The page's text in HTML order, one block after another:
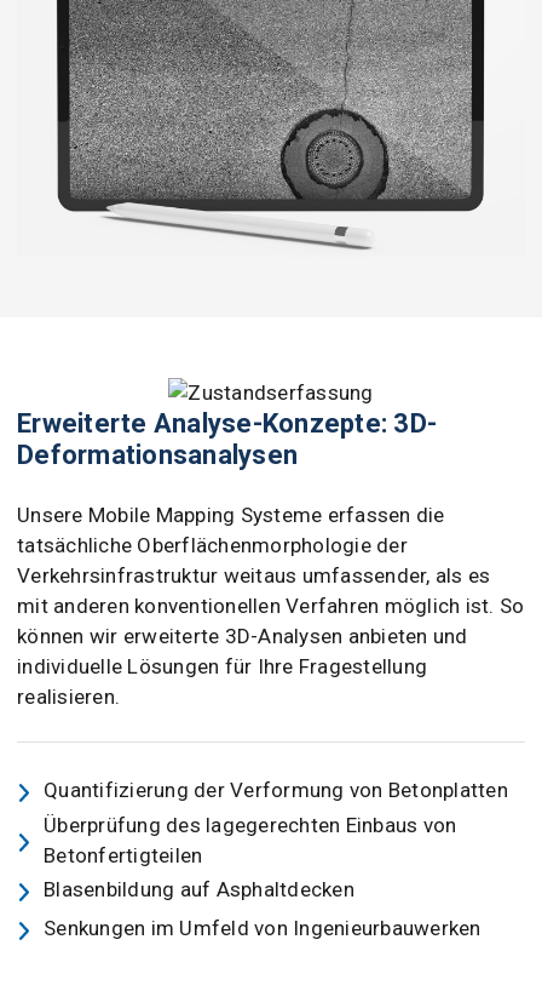
Erweiterte Analyse-Konzepte: 3D-
Deformationsanalysen
Unsere Mobile Mapping Systeme erfassen die
tatsächliche Oberflächenmorphologie der
Verkehrsinfrastruktur weitaus umfassender, als es
mit anderen konventionellen Verfahren möglich ist. So
können wir erweiterte 3D-Analysen anbieten und
individuelle Lösungen für Ihre Fragestellung
realisieren.
Quantifizierung der Verformung von Betonplatten
Überprüfung des lagegerechten Einbaus von
Betonfertigteilen
Blasenbildung auf Asphaltdecken
Senkungen im Umfeld von Ingenieurbauwerken